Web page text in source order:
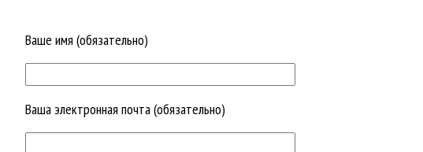
Ваше имя (обязательно)
Ваша электронная почта (обязательно)